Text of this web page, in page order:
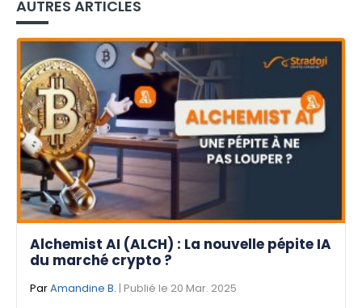
AUTRES ARTICLES
Alchemist AI (ALCH) : La nouvelle pépite IA
du marché crypto ?
ParAmandine B. | Publié le 20 Mar. 2025